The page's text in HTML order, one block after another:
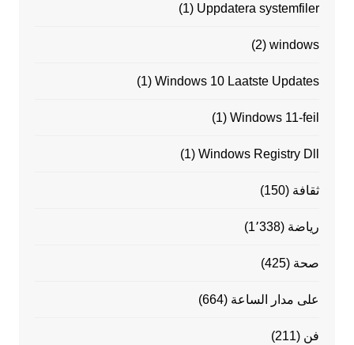
Uppdatera systemfiler
(1)
windows
(2)
Windows 10 Laatste Updates
(1)
Windows 11-feil
(1)
Windows Registry Dll
(1)
ثقافة (150)
رياضة (1٬338)
صحة (425)
على مدار الساعة (664)
فن (211)